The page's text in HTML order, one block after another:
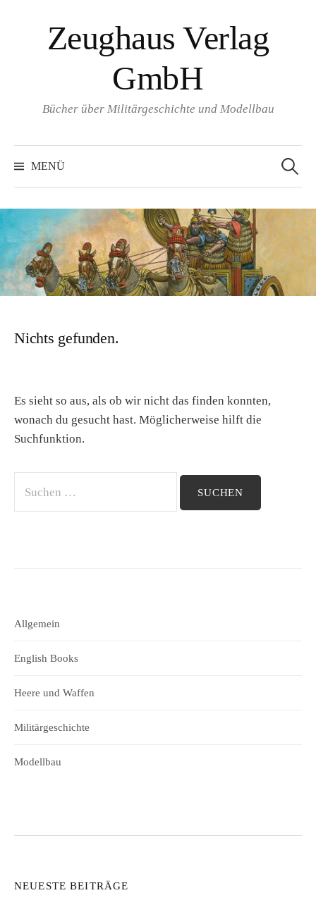
Zeughaus Verlag
GmbH
Bücher über Militärgeschichte und Modellbau
MENÜ
nach:
Nichts gefunden.
Es sieht so aus, als ob wir nicht das finden konnten,
wonach du gesucht hast. Möglicherweise hilft die
Suchfunktion.
Suchen
nach:
Allgemein
English Books
Heere und Waffen
Militärgeschichte
Modellbau
NEUESTE BEITRÄGE